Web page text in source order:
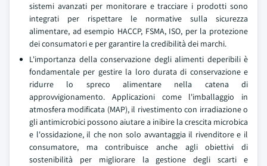
sistemi avanzati per monitorare e tracciare i prodotti sono
integrati per rispettare le normative sulla sicurezza
alimentare, ad esempio HACCP, FSMA, ISO, per la protezione
dei consumatori e per garantire la credibilità dei marchi.
L'importanza della conservazione degli alimenti deperibili è
fondamentale per gestire la loro durata di conservazione e
ridurre lo spreco alimentare nella catena di
approvvigionamento. Applicazioni come l'imballaggio in
atmosfera modificata (MAP), il rivestimento con irradiazione o
gli antimicrobici possono aiutare a inibire la crescita microbica
e l'ossidazione, il che non solo avvantaggia il rivenditore e il
consumatore, ma contribuisce anche agli obiettivi di
sostenibilità per migliorare la gestione degli scarti e